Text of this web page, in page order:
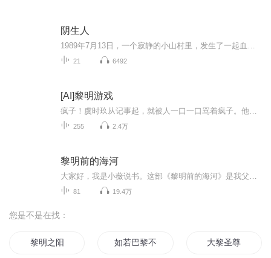
阴生人
21 6492
[AI]黎明游戏
255 2.4万
黎明前的海河
81 19.4万
您是不是在找：
黎明之阳 如若巴黎不快乐 大黎圣尊